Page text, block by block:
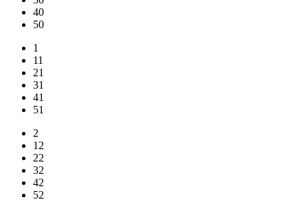
40
50
1
11
21
31
41
51
2
12
22
32
42
52